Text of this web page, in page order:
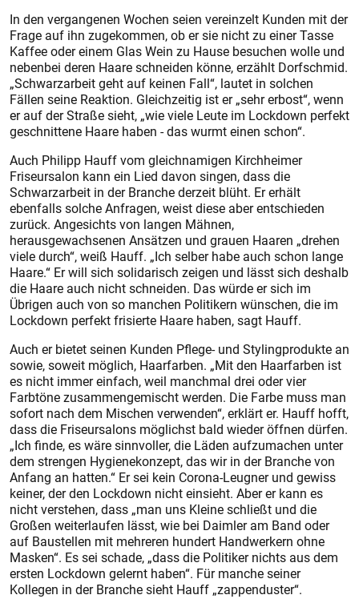
In den vergangenen Wochen seien vereinzelt Kunden mit der
Frage auf ihn zugekommen, ob er sie nicht zu einer Tasse
Kaffee oder einem Glas Wein zu Hause besuchen wolle und
nebenbei deren Haare schneiden könne, erzählt Dorfschmid.
„Schwarzarbeit geht auf keinen Fall“, lautet in solchen
Fällen seine Reaktion. Gleichzeitig ist er „sehr erbost“, wenn
er auf der Straße sieht, „wie viele Leute im Lockdown perfekt
geschnittene Haare haben - das wurmt einen schon“.
Auch Philipp Hauff vom gleichnamigen Kirchheimer
Friseursalon kann ein Lied davon singen, dass die
Schwarzarbeit in der Branche derzeit blüht. Er erhält
ebenfalls solche Anfragen, weist diese aber entschieden
zurück. Angesichts von langen Mähnen,
herausgewachsenen Ansätzen und grauen Haaren „drehen
viele durch“, weiß Hauff. „Ich selber habe auch schon lange
Haare.“ Er will sich solidarisch zeigen und lässt sich deshalb
die Haare auch nicht schneiden. Das würde er sich im
Übrigen auch von so manchen Politikern wünschen, die im
Lockdown perfekt frisierte Haare haben, sagt Hauff.
Auch er bietet seinen Kunden Pflege- und Stylingprodukte an
sowie, soweit möglich, Haarfarben. „Mit den Haarfarben ist
es nicht immer einfach, weil manchmal drei oder vier
Farbtöne zusammengemischt werden. Die Farbe muss man
sofort nach dem Mischen verwenden“, erklärt er. Hauff hofft,
dass die Friseursalons möglichst bald wieder öffnen dürfen.
„Ich finde, es wäre sinnvoller, die Läden aufzumachen unter
dem strengen Hygienekonzept, das wir in der Branche von
Anfang an hatten.“ Er sei kein Corona-Leugner und gewiss
keiner, der den Lockdown nicht einsieht. Aber er kann es
nicht verstehen, dass „man uns Kleine schließt und die
Großen weiterlaufen lässt, wie bei Daimler am Band oder
auf Baustellen mit mehreren hundert Handwerkern ohne
Masken“. Es sei ­schade, „dass die Politiker nichts aus dem
ersten Lockdown gelernt haben“. Für manche seiner
Kollegen in der Branche sieht Hauff „zappen­duster“.